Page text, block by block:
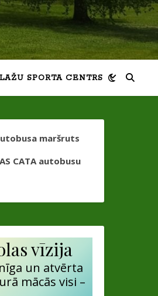
SPORTA CENTRS
maršruts
CATA autobusu
vīzija
un atvērta
mācās visi –